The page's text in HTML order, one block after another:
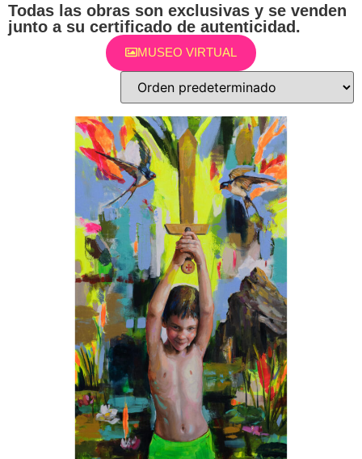
Todas las obras son exclusivas y se venden
junto a su certificado de autenticidad.
MUSEO VIRTUAL